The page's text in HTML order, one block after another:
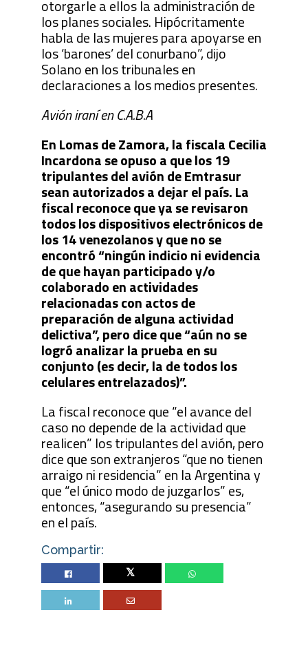
otorgarle a ellos la administración de
los planes sociales. Hipócritamente
habla de las mujeres para apoyarse en
los ‘barones’ del conurbano”, dijo
Solano en los tribunales en
declaraciones a los medios presentes.
Avión iraní en C.A.B.A
En Lomas de Zamora, la fiscala Cecilia
Incardona se opuso a que los 19
tripulantes del avión de Emtrasur
sean autorizados a dejar el país. La
fiscal reconoce que ya se revisaron
todos los dispositivos electrónicos de
los 14 venezolanos y que no se
encontró “ningún indicio ni evidencia
de que hayan participado y/o
colaborado en actividades
relacionadas con actos de
preparación de alguna actividad
delictiva”, pero dice que “aún no se
logró analizar la prueba en su
conjunto (es decir, la de todos los
celulares entrelazados)”.
La fiscal reconoce que “el avance del
caso no depende de la actividad que
realicen” los tripulantes del avión, pero
dice que son extranjeros “que no tienen
arraigo ni residencia” en la Argentina y
que “el único modo de juzgarlos” es,
entonces, “asegurando su presencia”
en el país.
Compartir:
Twitter